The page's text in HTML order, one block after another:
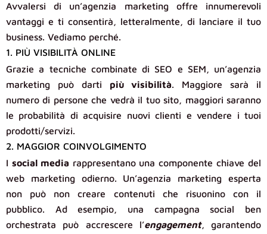
Avvalersi di un’agenzia marketing offre innumerevoli
vantaggi e ti consentirà, letteralmente, di lanciare il tuo
business. Vediamo perché.
1. PIÙ VISIBILITÀ ONLINE
Grazie a tecniche combinate di SEO e SEM, un’agenzia
marketing può darti più visibilità. Maggiore sarà il
numero di persone che vedrà il tuo sito, maggiori saranno
le probabilità di acquisire nuovi clienti e vendere i tuoi
prodotti/servizi.
2. MAGGIOR COINVOLGIMENTO
I social media rappresentano una componente chiave del
web marketing odierno. Un’agenzia marketing esperta
non può non creare contenuti che risuonino con il
pubblico. Ad esempio, una campagna social ben
orchestrata può accrescere l’engagement, garantendo